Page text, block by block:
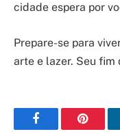
cidade espera por
Prepare-se para
arte e lazer. Seu fim
Facebook